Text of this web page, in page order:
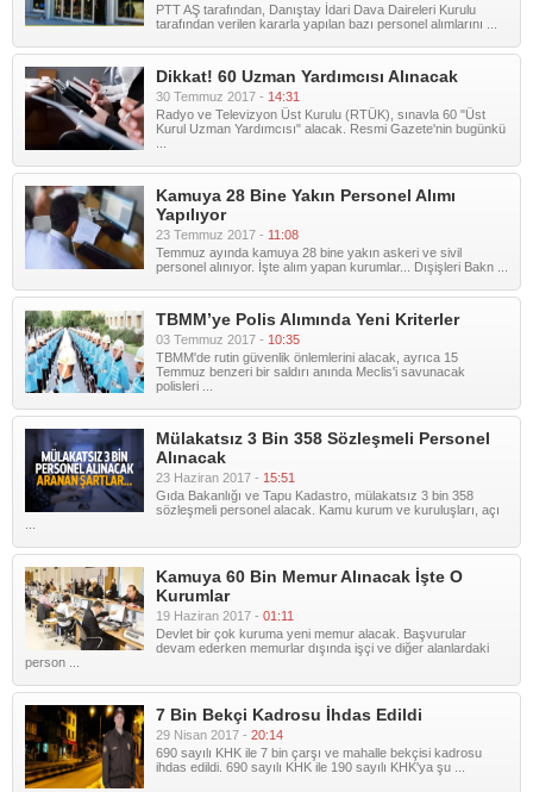
PTT AŞ tarafından, Danıştay İdari Dava Daireleri Kurulu
tarafından verilen kararla yapılan bazı personel alımlarını ...
Dikkat! 60 Uzman Yardımcısı Alınacak
30 Temmuz 2017 - 14:31
Radyo ve Televizyon Üst Kurulu (RTÜK), sınavla 60 "Üst
Kurul Uzman Yardımcısı" alacak. Resmi Gazete'nin bugünkü
Kamuya 28 Bine Yakın Personel Alımı
Yapılıyor
23 Temmuz 2017 - 11:08
Temmuz ayında kamuya 28 bine yakın askeri ve sivil
personel alınıyor. İşte alım yapan kurumlar... Dışişleri Bakn ...
TBMM’ye Polis Alımında Yeni Kriterler
03 Temmuz 2017 - 10:35
TBMM'de rutin güvenlik önlemlerini alacak, ayrıca 15
Temmuz benzeri bir saldırı anında Meclis'i savunacak
polisleri ...
Mülakatsız 3 Bin 358 Sözleşmeli Personel
Alınacak
23 Haziran 2017 - 15:51
Gıda Bakanlığı ve Tapu Kadastro, mülakatsız 3 bin 358
sözleşmeli personel alacak. Kamu kurum ve kuruluşları, açı
Kamuya 60 Bin Memur Alınacak İşte O
Kurumlar
19 Haziran 2017 - 01:11
Devlet bir çok kuruma yeni memur alacak. Başvurular
devam ederken memurlar dışında işçi ve diğer alanlardaki
person ...
7 Bin Bekçi Kadrosu İhdas Edildi
29 Nisan 2017 - 20:14
690 sayılı KHK ile 7 bin çarşı ve mahalle bekçisi kadrosu
ihdas edildi. 690 sayılı KHK ile 190 sayılı KHK'ya şu ...